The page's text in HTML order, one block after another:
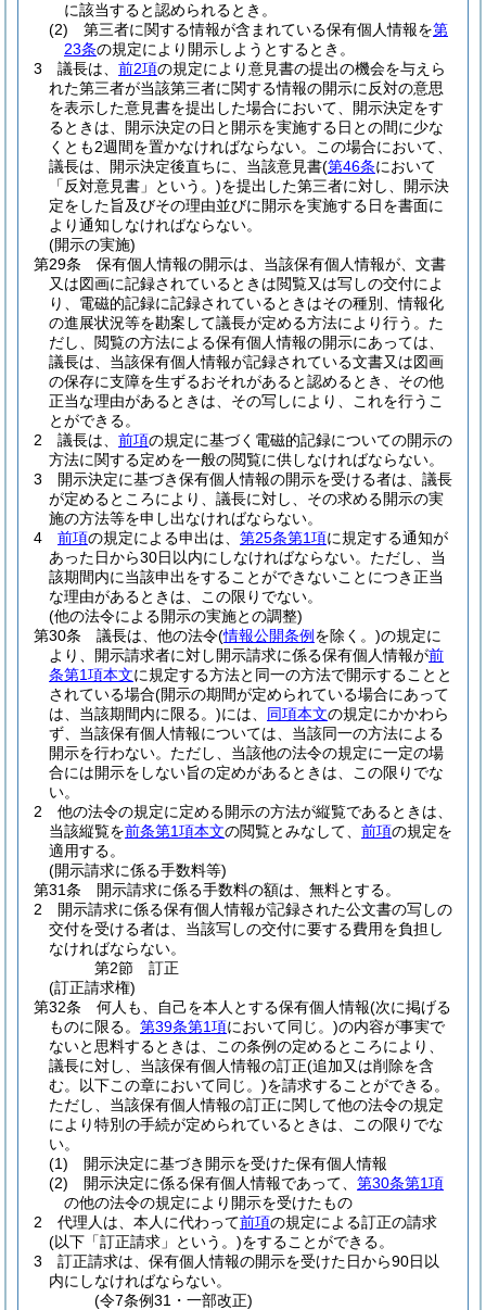
に該当すると認められるとき。
(2)
第三者に関する情報が含まれている保有個人情報を第
23条の規定により開示しようとするとき。
3
議長は、 前2項の規定により意見書の提出の機会を与えら
れた第三者が当該第三者に関する情報の開示に反対の意思
を表示した意見書を提出した場合において、開示決定をす
るときは、開示決定の日と開示を実施する日との間に少な
くとも2週間を置かなければならない。
この場合において、
議長は、開示決定後直ちに、当該意見書(第46条において
「反対意見書」という。)を提出した第三者に対し、開示決
定をした旨及びその理由並びに開示を実施する日を書面に
より通知しなければならない。
(開示の実施)
第29条
保有個人情報の開示は、当該保有個人情報が、文書
又は図画に記録されているときは閲覧又は写しの交付によ
り、電磁的記録に記録されているときはその種別、情報化
の進展状況等を勘案して議長が定める方法により行う。 た
だし、閲覧の方法による保有個人情報の開示にあっては、
議長は、当該保有個人情報が記録されている文書又は図画
の保存に支障を生ずるおそれがあると認めるとき、その他
正当な理由があるときは、その写しにより、これを行うこ
とができる。
2
議長は、 前項の規定に基づく電磁的記録についての開示の
方法に関する定めを一般の閲覧に供しなければならない。
3
開示決定に基づき保有個人情報の開示を受ける者は、議長
が定めるところにより、議長に対し、その求める開示の実
施の方法等を申し出なければならない。
4
前項の規定による申出は、 第25条第1項に規定する通知が
あった日から30日以内にしなければならない。 ただし、当
該期間内に当該申出をすることができないことにつき正当
な理由があるときは、この限りでない。
(他の法令による開示の実施との調整)
第30条
議長は、他の法令(情報公開条例 を除く。)の規定に
より、開示請求者に対し開示請求に係る保有個人情報が前
条第1項本文に規定する方法と同一の方法で開示することと
されている場合(開示の期間が定められている場合にあって
は、当該期間内に限る。)には、 同項本文の規定にかかわら
ず、当該保有個人情報については、当該同一の方法による
開示を行わない。 ただし、当該他の法令の規定に一定の場
合には開示をしない旨の定めがあるときは、この限りでな
い。
2
他の法令の規定に定める開示の方法が縦覧であるときは、
当該縦覧を前条第1項本文の閲覧とみなして、 前項の規定を
適用する。
(開示請求に係る手数料等)
第31条
開示請求に係る手数料の額は、無料とする。
2
開示請求に係る保有個人情報が記録された公文書の写しの
交付を受ける者は、当該写しの交付に要する費用を負担し
なければならない。
第2節
訂正
(訂正請求権)
第32条
何人も、自己を本人とする保有個人情報(次に掲げる
ものに限る。 第39条第1項において同じ。)の内容が事実で
ないと思料するときは、この条例の定めるところにより、
議長に対し、当該保有個人情報の訂正(追加又は削除を含
む。以下この章において同じ。)を請求することができる。
ただし、当該保有個人情報の訂正に関して他の法令の規定
により特別の手続が定められているときは、この限りでな
い。
(1)
開示決定に基づき開示を受けた保有個人情報
(2)
開示決定に係る保有個人情報であって、 第30条第1項
の他の法令の規定により開示を受けたもの
2
代理人は、本人に代わって前項の規定による訂正の請求
(以下「訂正請求」という。)をすることができる。
3
訂正請求は、保有個人情報の開示を受けた日から90日以
内にしなければならない。
(令7条例31・一部改正)